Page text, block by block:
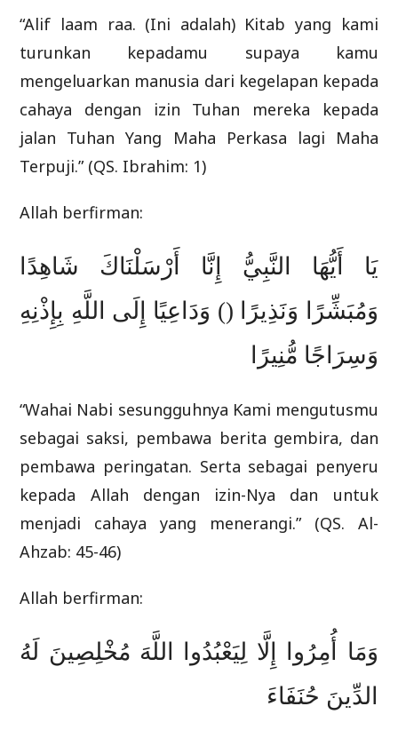
“Alif laam raa. (Ini adalah) Kitab yang kami
turunkan kepadamu supaya kamu
mengeluarkan manusia dari kegelapan kepada
cahaya dengan izin Tuhan mereka kepada
jalan Tuhan Yang Maha Perkasa lagi Maha
Terpuji.” (QS. Ibrahim: 1)
Allah berfirman:
يَا أَيُّهَا النَّبِيُّ إِنَّا أَرْسَلْنَاكَ شَاهِدًا
وَمُبَشِّرًا وَنَذِيرًا () وَدَاعِيًا إِلَى اللَّهِ بِإِذْنِهِ
وَسِرَاجًا مُّنِيرًا
“Wahai Nabi sesungguhnya Kami mengutusmu
sebagai saksi, pembawa berita gembira, dan
pembawa peringatan. Serta sebagai penyeru
kepada Allah dengan izin-Nya dan untuk
menjadi cahaya yang menerangi.” (QS. Al-
Ahzab: 45-46)
Allah berfirman:
وَمَا أُمِرُوا إِلَّا لِيَعْبُدُوا اللَّهَ مُخْلِصِينَ لَهُ
الدِّينَ حُنَفَاءَ